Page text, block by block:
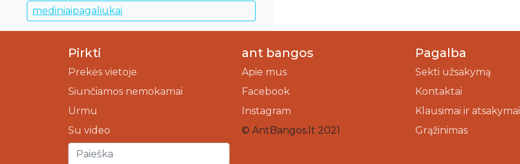
mediniaipagaliukai
Pirkti
Prekės vietoje
Siunčiamos nemokamai
Urmu
Su video
ant bangos
Apie mus
Facebook
Instagram
© AntBangos.lt 2021
Pagalba
Sekti užsakymą
Kontaktai
Klausimai ir atsakymai
Grąžinimas